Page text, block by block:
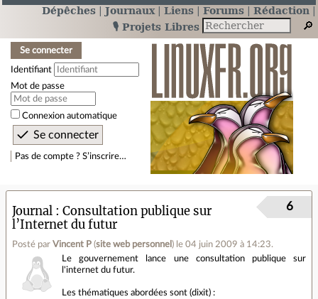
Dépêches Journaux Liens Forums
Rédaction
🎙️ Projets Libres
Se connecter
Identifiant
Mot de passe
Connexion automatique
Pas de compte ? S’inscrire…
Journal
Consultation publique sur
l’Internet du futur
Posté par Vincent P (site web personnel ) le 04 juin 2009 à 14:23.
6
Le gouvernement lance une consultation publique sur
l'internet du futur.
Les thématiques abordées sont (dixit) :